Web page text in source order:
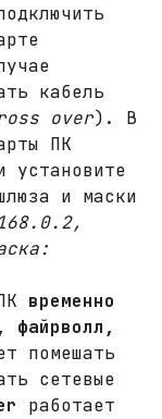
кабель
over). В
ПК
установите
и маски
временно
файрволл,
помешать
сетевые
работает